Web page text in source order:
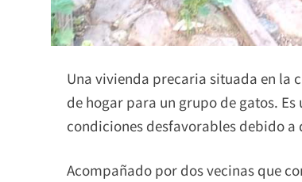
Una vivienda precaria situada en la
de hogar para un grupo de gatos.
condiciones desfavorables debido
Acompañado por dos vecinas que